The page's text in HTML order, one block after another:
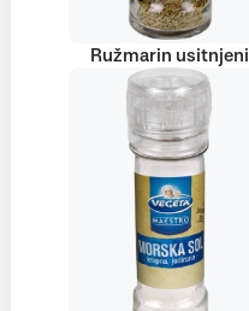
Ružmarin usitnjeni